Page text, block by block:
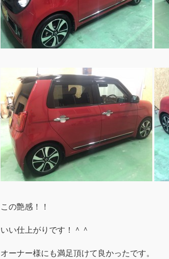
この艶感！！
いい仕上がりです！＾＾
オーナー様にも満足頂けて良かったです。